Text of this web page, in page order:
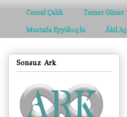
Cemal Çalık Tamer Güner
Mustafa Eyyüboğlu Âkil
Sonsuz Ark